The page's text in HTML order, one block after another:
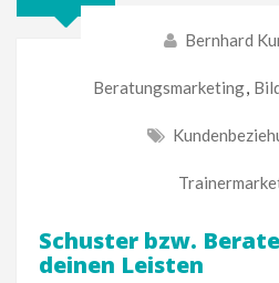
Bernhard
Beratungsmarketing,
Schuster bzw.
deinen Leisten